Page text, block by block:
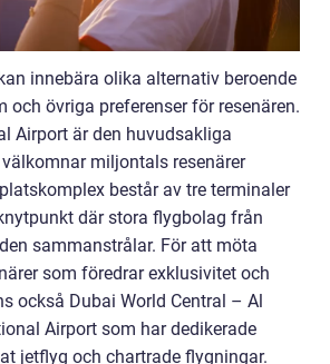
innebära olika alternativ beroende
och övriga preferenser för resenären.
Airport är den huvudsakliga
miljontals resenärer
består av tre terminaler
där stora flygbolag från
sammanstrålar. För att möta
som föredrar exklusivitet och
också Dubai World Central – Al
Airport som har dedikerade
jetflyg och chartrade flygningar.